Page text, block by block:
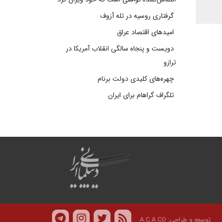
گرفتاری روسیه در تله آزوف
امیدهای اقتصاد عراق
دویست و پنجاه سالگی انقلاب آمریکا در
ترازو
چهره‌های کلیدی دولت برنام
تلگراف گراهام برای ایران